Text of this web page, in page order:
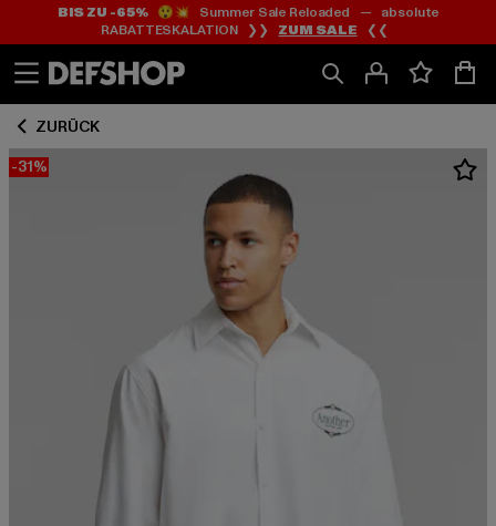
Zum
Inhalt
springen
Zum
Fußzeile
springen
BIS ZU -65%😲💥 Summer Sale Reloaded — absolute
RABATTESKALATION ❯❯ ZUM SALE ❮❮
ZURÜCK
-31%